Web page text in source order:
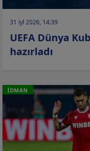
31 iyl 2026, 14:39
UEFA Dünya
hazırladı
İDMAN